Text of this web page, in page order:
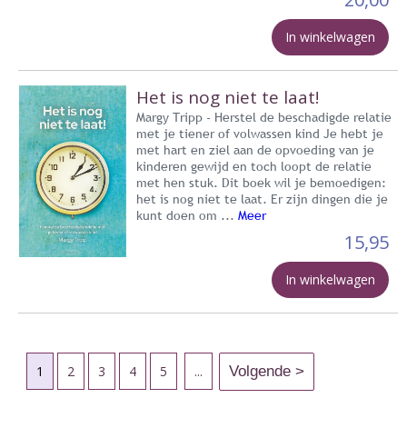
In winkelwagen
Het is nog niet te laat!
Margy Tripp - Herstel de beschadigde relatie
met je tiener of volwassen kind Je hebt je
met hart en ziel aan de opvoeding van je
kinderen gewijd en toch loopt de relatie
met hen stuk. Dit boek wil je bemoedigen:
het is nog niet te laat. Er zijn dingen die je
kunt doen om ... Meer
15,95
In winkelwagen
1 2 3 4 5 ...